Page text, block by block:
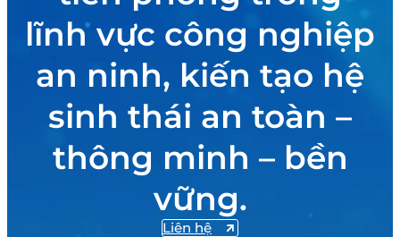
lĩnh vực công nghiệp
an ninh, kiến tạo hệ
sinh thái an toàn –
thông minh – bền
vững.
Liên hệ